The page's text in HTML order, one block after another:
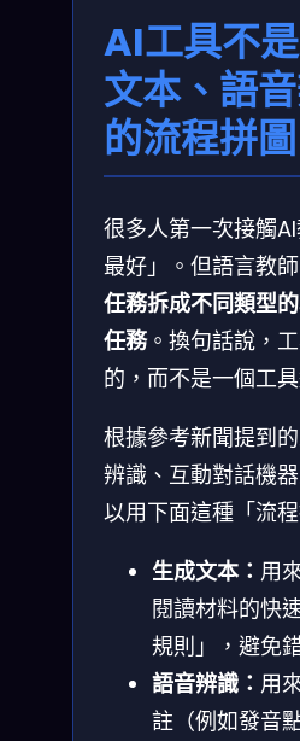
AI工具不
文本、語
的流程拼圖
很多人第一次接觸
最好」。但語言教
任務拆成不同類型
任務。換句話說，
的，而不是一個工
根據參考新聞提到
辨識、互動對話機
以用下面這種「流
生成文本： 用
閱讀材料的快
規則」，避免
語音辨識： 用
註（例如發音